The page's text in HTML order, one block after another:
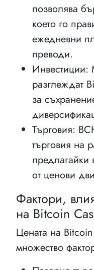
позволява
което го
ежедневни
преводи.
Инвестиции:
разглеждат
за
Търговия:
търговия на
предлагайки
от ценови
Фактори,
на Bitcoin
Цената на
множество